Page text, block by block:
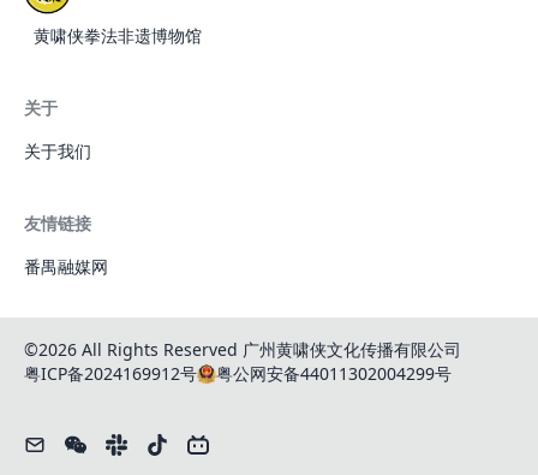
黄啸侠拳法非遗博物馆
关于
关于我们
友情链接
番禺融媒网
©2026 All Rights Reserved 广州黄啸侠文化传播有限公司
粤ICP备2024169912号
粤公网安备44011302004299号